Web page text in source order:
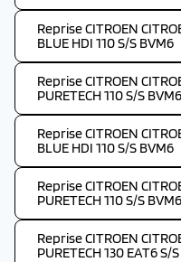
Reprise CITROEN
BLUE HDI 110 S/S BVM6
Reprise CITROEN
PURETECH 110 S/S BVM6
Reprise CITROEN
BLUE HDI 110 S/S BVM6
Reprise CITROEN
PURETECH 110 S/S BVM6
Reprise CITROEN
PURETECH 130 EAT6 S/S